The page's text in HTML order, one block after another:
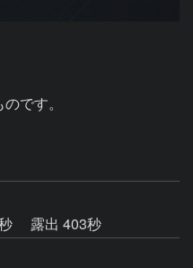
です。
露出 403秒